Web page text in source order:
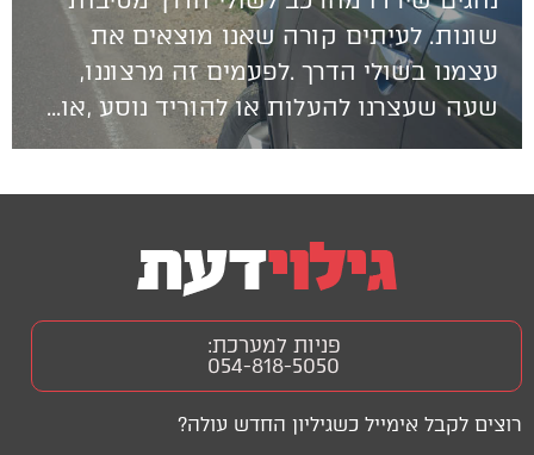
‬עצמנו‭ ‬בשולי‭ ‬הדרך‭. ‬לפעמים‭ ‬זה‭ ‬מרצוננו‭,
‬שעה‭ ‬שעצרנו‭ ‬להעלות‭ ‬או‭ ‬להוריד‭ ‬נוסע‭, ‬או‭...
רוצים לקבל אימייל כשגיליון החדש עולה?
פניות למערכת:
054-818-5050